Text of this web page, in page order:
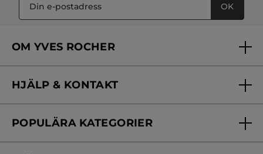
OK
OM YVES ROCHER
Vårt engagemang
Skönhetstips
HJÄLP & KONTAKT
Kontakta oss
POPULÄRA KATEGORIER